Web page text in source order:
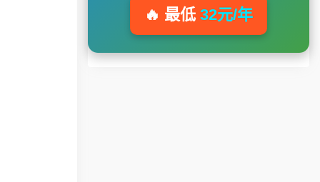
🔥 最低 32元/年